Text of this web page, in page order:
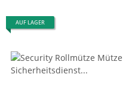
AUF LAGER